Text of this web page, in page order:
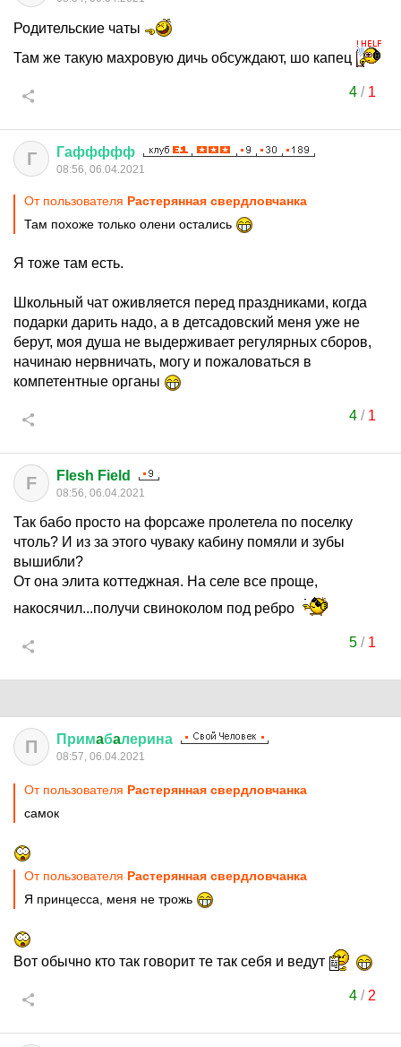
Родительские чаты
Там же такую махровую дичь обсуждают, шо капец
4/ 1
Г Гаффффф
08:56, 06.04.2021
От пользователя Растерянная свердловчанка
Там похоже только олени остались
Я тоже там есть.
Школьный чат оживляется перед праздниками, когда
подарки дарить надо, а в детсадовский меня уже не
берут, моя душа не выдерживает регулярных сборов,
начинаю нервничать, могу и пожаловаться в
компетентные органы
4/ 1
F Flesh Field
08:56, 06.04.2021
Так бабо просто на форсаже пролетела по поселку
чтоль? И из за этого чуваку кабину помяли и зубы
вышибли?
От она элита коттеджная. На селе все проще,
накосячил...получи свиноколом под ребро
5/ 1
П Примaбaлерина
08:57, 06.04.2021
От пользователя Растерянная свердловчанка
самок
От пользователя Растерянная свердловчанка
Я принцесса, меня не трожь
Вот обычно кто так говорит те так себя и ведут
4/ 2